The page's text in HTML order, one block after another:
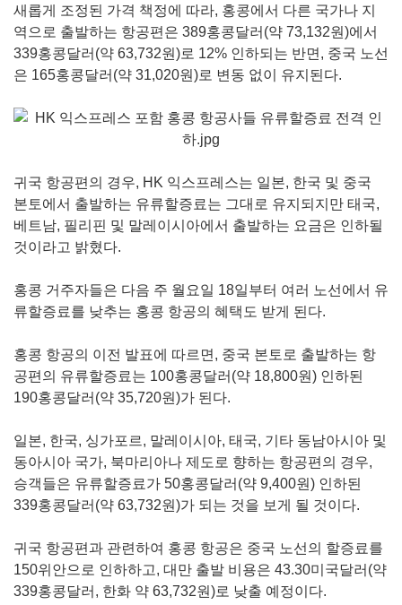
새롭게 조정된 가격 책정에 따라, 홍콩에서 다른 국가나 지
역으로 출발하는 항공편은 389홍콩달러(약 73,132원)에서
339홍콩달러(약 63,732원)로 12% 인하되는 반면, 중국 노선
은 165홍콩달러(약 31,020원)로 변동 없이 유지된다.
귀국 항공편의 경우, HK 익스프레스는 일본, 한국 및 중국
본토에서 출발하는 유류할증료는 그대로 유지되지만 태국,
베트남, 필리핀 및 말레이시아에서 출발하는 요금은 인하될
것이라고 밝혔다.
홍콩 거주자들은 다음 주 월요일 18일부터 여러 노선에서 유
류할증료를 낮추는 홍콩 항공의 혜택도 받게 된다.
홍콩 항공의 이전 발표에 따르면, 중국 본토로 출발하는 항
공편의 유류할증료는 100홍콩달러(약 18,800원) 인하된
190홍콩달러(약 35,720원)가 된다.
일본, 한국, 싱가포르, 말레이시아, 태국, 기타 동남아시아 및
동아시아 국가, 북마리아나 제도로 향하는 항공편의 경우,
승객들은 유류할증료가 50홍콩달러(약 9,400원) 인하된
339홍콩달러(약 63,732원)가 되는 것을 보게 될 것이다.
귀국 항공편과 관련하여 홍콩 항공은 중국 노선의 할증료를
150위안으로 인하하고, 대만 출발 비용은 43.30미국달러(약
339홍콩달러, 한화 약 63,732원)로 낮출 예정이다.